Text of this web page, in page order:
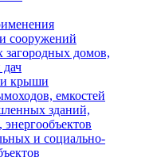
сооружений
загородных домов,
дач
и крыши
емкостей
зданий,
и социально-